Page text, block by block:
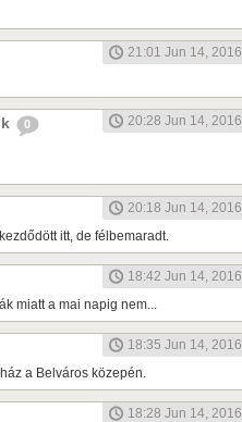
21:01 Jun 14, 2016
0
20:28 Jun 14, 2016
20:18 Jun 14, 2016
itt, de félbemaradt.
18:42 Jun 14, 2016
miatt a mai napig nem...
18:35 Jun 14, 2016
a Belváros közepén.
18:28 Jun 14, 2016